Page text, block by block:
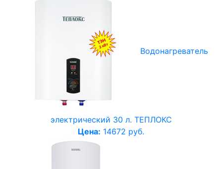
Водонагреватель
электрический 30 л. ТЕПЛОКС
Цена: 14672 руб.